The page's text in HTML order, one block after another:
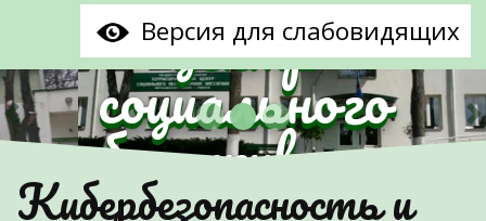
Версия для слабовидящих
центр
социального
обслуживания
Предыдущий
Кибербезопасность и